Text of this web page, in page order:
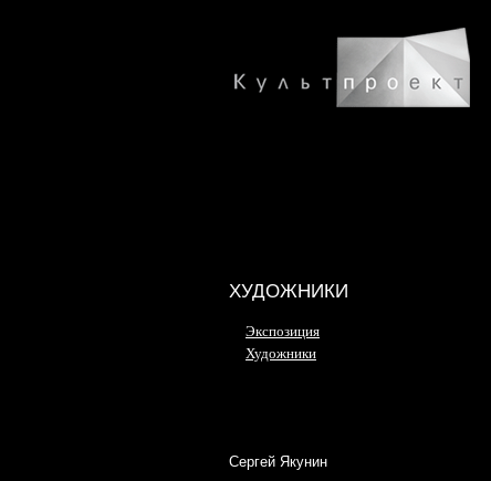
ХУДОЖНИКИ
Экспозиция
Художники
Сергей Якунин